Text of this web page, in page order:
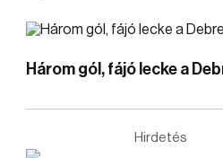
Három gól, fájó lecke a
Hirdetés